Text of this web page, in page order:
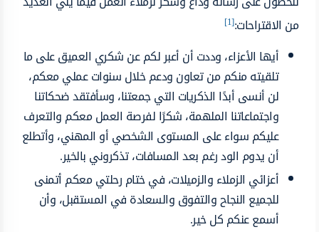
من الاقتراحات:[1]
أيها الأعزاء، وددت أن أعبر لكم عن شكري العميق على ما
تلقيته منكم من تعاون ودعم خلال سنوات عملي معكم،
لن أنسى أبدًا الذكريات التي جمعتنا، وسأفتقد ضحكاتنا
واجتماعاتنا الملهمة، شكرًا لفرصة العمل معكم والتعرف
عليكم سواء على المستوى الشخصي أو المهني، وأتطلع
أن يدوم الود رغم بعد المسافات، تذكروني بالخير.
أعزائي الزملاء والزميلات، في ختام رحلتي معكم أتمنى
للجميع النجاح والتفوق والسعادة في المستقبل، وأن
أسمع عنكم كل خير.